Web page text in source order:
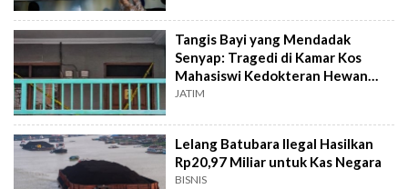
Tangis Bayi yang Mendadak
Senyap: Tragedi di Kamar Kos
Mahasiswi Kedokteran Hewan
Surabaya
JATIM
Lelang Batubara Ilegal Hasilkan
Rp20,97 Miliar untuk Kas Negara
BISNIS